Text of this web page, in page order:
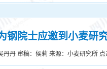
钢院士应邀到小麦研
丹丹 审稿：侯莉 来源：小麦研究所 点